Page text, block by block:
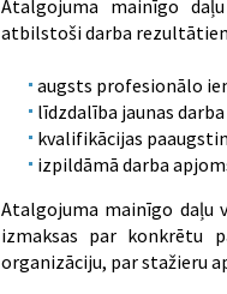
Atalgojuma mainīgo
atbilstoši darba
augsts profesionālo
līdzdalība jaunas
kvalifikācijas
izpildāmā darba
Atalgojuma mainīgo daļu
izmaksas par konkrētu
organizāciju, par stažieru